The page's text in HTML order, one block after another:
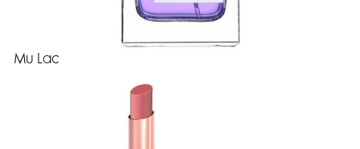
Mu Lac